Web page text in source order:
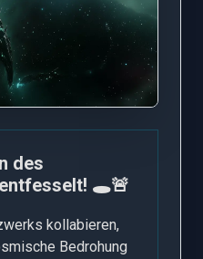
des
🕳️🚨
kollabieren,
Bedrohung